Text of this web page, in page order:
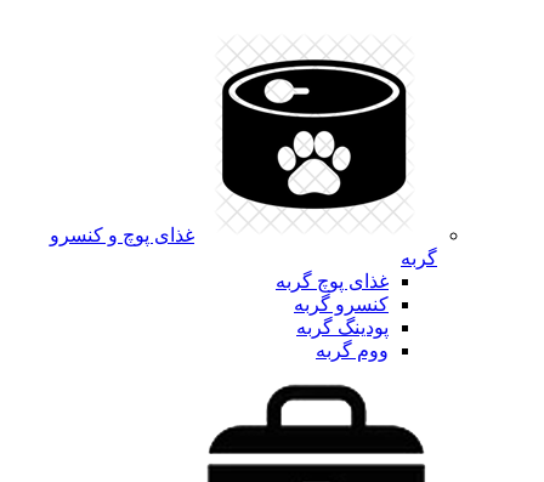
غذای پوچ و کنسرو
گربه
غذای پوچ گربه
کنسرو گربه
پودینگ گربه
ووم گربه